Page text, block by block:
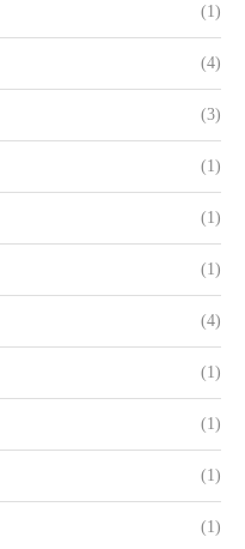
(1)
(4)
(3)
(1)
(1)
(1)
(4)
(1)
(1)
(1)
(1)